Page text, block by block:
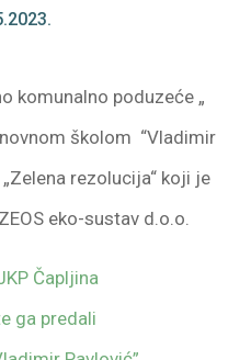
komunalno poduzeće „
školom “Vladimir
rezolucija“ koji je
eko-sustav d.o.o.
Čapljina
ga predali